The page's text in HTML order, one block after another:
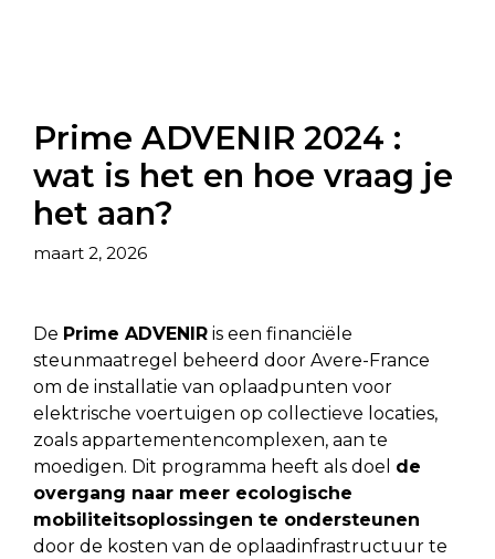
Prime ADVENIR 2024 :
wat is het en hoe vraag je
het aan?
maart 2, 2026
De Prime ADVENIR is een financiële
steunmaatregel beheerd door Avere-France
om de installatie van oplaadpunten voor
elektrische voertuigen op collectieve locaties,
zoals appartementencomplexen, aan te
moedigen. Dit programma heeft als doel de
overgang naar meer ecologische
mobiliteitsoplossingen te ondersteunen
door de kosten van de oplaadinfrastructuur te